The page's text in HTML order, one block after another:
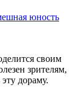
юность
своим
зрителям,
дораму.